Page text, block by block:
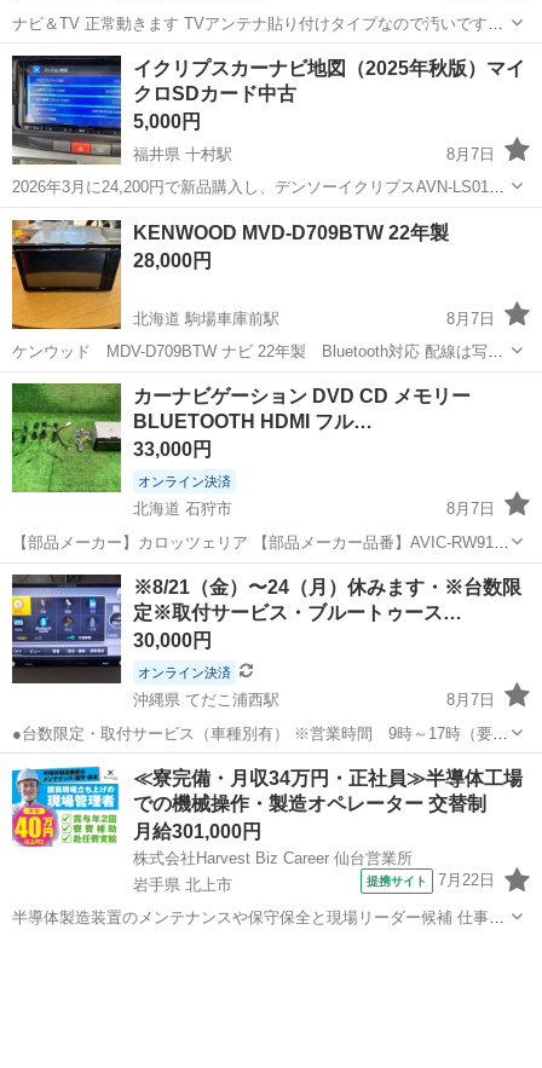
ナビ＆TV 正常動きます TVアンテナ貼り付けタイプなので汚いです
TVアンテナは、新しいのん買って下さい ノークレームノーリターンで
お願いします 9:30〜17:00まで取りに来てくださ方のみ、たいようしま
す
大阪 大阪市 萩ノ茶屋駅 カーナビ、テレビ
イクリプスカーナビ地図（2025年秋版）マイ
クロSDカード中古
5,000円
福井県 十村駅
8月7日
2026年3月に24,200円で新品購入し、デンソーイクリプスAVN-LS01で
使用していましたが、車買い替えのため安価でお譲りします。 品番は
SDB-S0125でAVN-LS01W、AVN-LS01、AVN-LS02...
福井 三方上中郡 AVN
KENWOOD MVD-D709BTW 22年製
28,000円
北海道 駒場車庫前駅
8月7日
ケンウッド MDV-D709BTW ナビ 22年製 Bluetooth対応 配線は写真
に写ってるものが全てになります。 Bluetoothオーディオとしても使え
ます。
北海道 函館市 駒場車庫前駅
カーナビゲーション DVD CD メモリー
BLUETOOTH HDMI フル…
33,000円
オンライン決済
北海道 石狩市
8月7日
【部品メーカー】カロッツェリア 【部品メーカー品番】AVIC-RW910
【商品説明】 ◆社外,DVD,CD,メモリー,Bluetooth,HDMI,フルセグ,SD
カード,2DIN,ハーネス付,アース線とパーキング...
北海道 石狩市 カーナビ、テレビ フルセグ
※8/21（金）〜24（月）休みます・※台数限
定※取付サービス・ブルートゥース…
30,000円
オンライン決済
沖縄県 てだこ浦西駅
8月7日
●台数限定・取付サービス（車種別有） ※営業時間 9時～17時（要予
約で！） ●カロッツェリア７インチナビ・ブルートゥース・フルセグ
TV・DVD・CD録音・SD ※ほとんどの車種に取付できます。サイズ
（...
沖縄 うるま市 てだこ浦西駅 カーナビ、テレビ
フルセグ
≪寮完備・月収34万円・正社員≫半導体工場
での機械操作・製造オペレーター 交替制
月給301,000円
株式会社Harvest Biz Career 仙台営業所
岩手県 北上市
提携サイト 7月22日
半導体製造装置のメンテナンスや保守保全と現場リーダー候補 仕事内